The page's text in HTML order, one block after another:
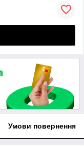
Умови повернення